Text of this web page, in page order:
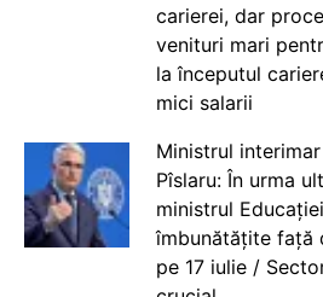
carierei, dar
venituri mari
la începutul
mici salarii
Ministrul
Pîslaru: În urma
ministrul
îmbunătățite față
pe 17 iulie /